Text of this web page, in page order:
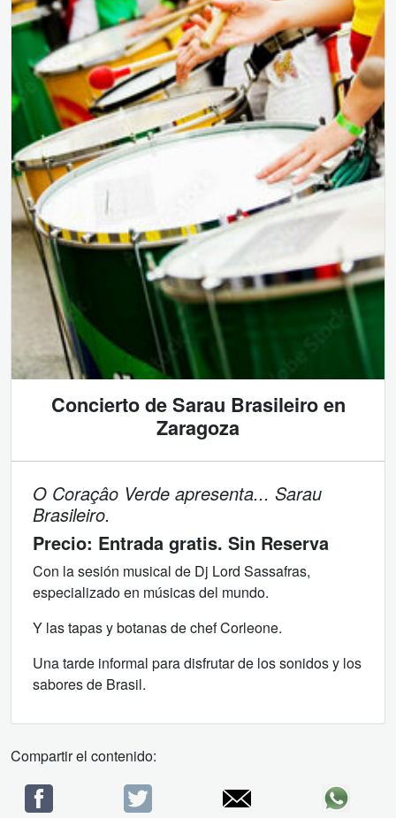
Concierto de Sarau Brasileiro en
Zaragoza
O Coraçâo Verde apresenta... Sarau
Brasileiro.
Precio: Entrada gratis. Sin Reserva
Con la sesión musical de Dj Lord Sassafras,
especializado en músicas del mundo.
Y las tapas y botanas de chef Corleone.
Una tarde informal para disfrutar de los sonidos y los
sabores de Brasil.
Compartir el contenido: